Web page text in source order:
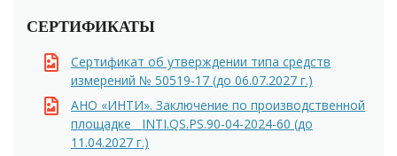
СЕРТИФИКАТЫ
Сертификат об утверждении типа средств
измерений № 50519-17 (до 06.07.2027 г.)
АНО «ИНТИ». Заключение по производственной
площадке INTI.QS.PS.90-04-2024-60 (до
11.04.2027 г.)